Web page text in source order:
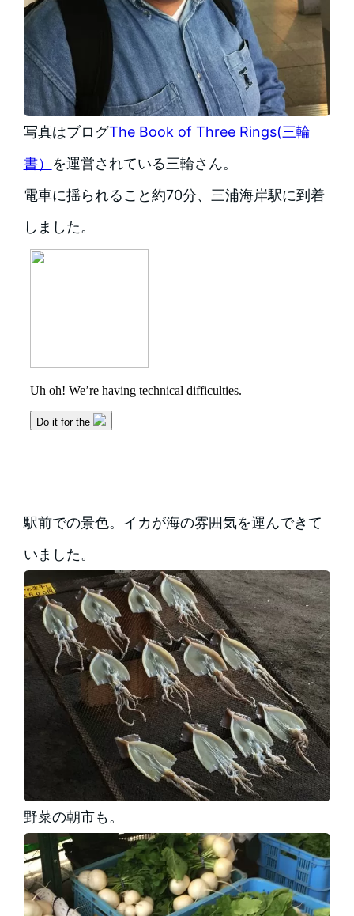
写真はブログThe Book of Three Rings(三輪
書）
を運営されている三輪さん。
電車に揺られること約70分、三浦海岸駅に到着
しました。
駅前での景色。イカが海の雰囲気を運んできて
いました。
野菜の朝市も。